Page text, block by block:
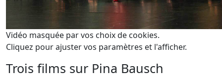
Vidéo masquée par vos choix de cookies.
Cliquez pour ajuster vos paramètres et l'afficher.
Trois films sur Pina Bausch